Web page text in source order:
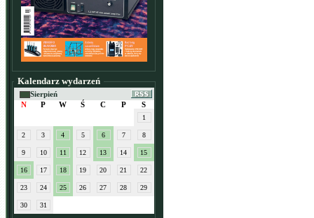
Kalendarz wydarzeń
Sierpień
N
P W Ś C P S
1
2 3 4 5 6 7 8
9 10 11 12 13 14 15
16 17 18 19 20 21 22
23 24 25 26 27 28 29
30 31